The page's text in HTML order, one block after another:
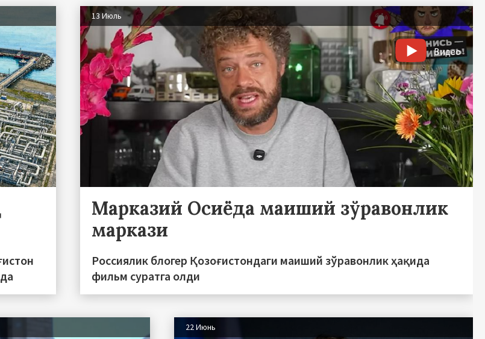
13 Июль
Видео
Марказий Осиёда маиший зўравонлик
маркази
Россиялик блогер Қозоғистондаги маиший зўравонлик ҳақида
фильм суратга олди
22 Июнь